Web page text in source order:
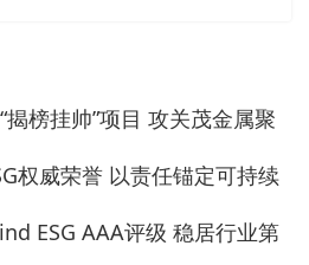
、二氧化碳综合利用等方面
新，产品广泛应用于航空航
车、电子芯片、医疗卫生等
拓展的化学新材料生态圈，
学之美。 卫星使命 化工让
业愿景 百年卫星 卓越标杆
人与企业共同发展 企业与
榜挂帅”项目 攻关茂金属聚
权威荣誉 以责任锚定可持续
ESG AAA评级 稳居行业第